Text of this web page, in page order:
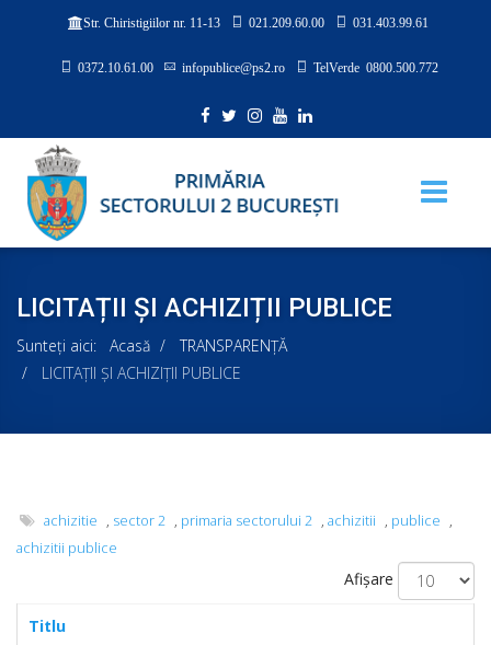
Str. Chiristigiilor nr. 11-13 021.209.60.00 031.403.99.61
0372.10.61.00 infopublice@ps2.ro TelVerde 0800.500.772
LICITAȚII ȘI ACHIZIȚII PUBLICE
Sunteți aici: Acasă
TRANSPARENȚĂ
LICITAȚII ȘI ACHIZIȚII PUBLICE
achizitie , sector 2 , primaria sectorului 2 , achizitii , publice ,
achizitii publice
Afișare
Titlu